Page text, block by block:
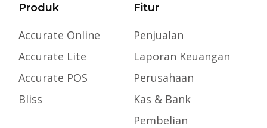
Produk
Accurate Online
Accurate Lite
Accurate POS
Bliss
Fitur
Penjualan
Laporan Keuangan
Perusahaan
Kas & Bank
Pembelian